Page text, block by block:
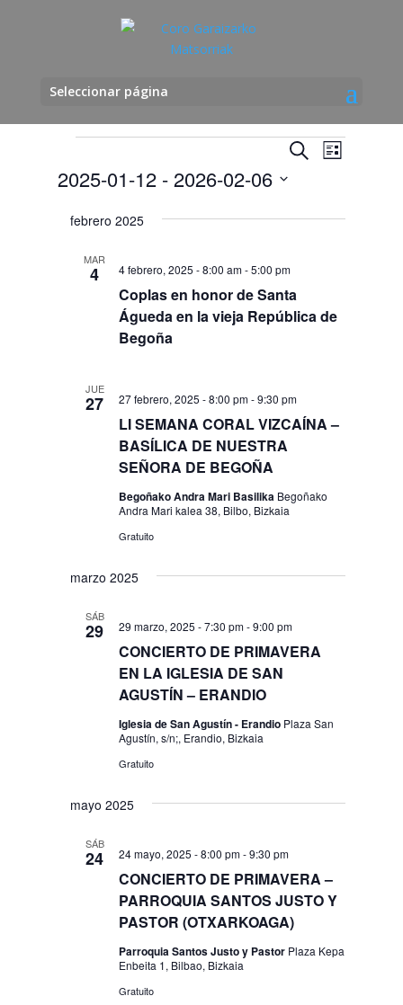
Seleccionar página
Eventos
de
y
de
Eventos
Buscar
de
Evento
Lista
2025-01-12 - 2026-02-06
fecha.
febrero 2025
MAR
4
Coplas en honor de Santa
Águeda en la vieja República de
Begoña
4 febrero, 2025 - 8:00 am-5:00 pm
JUE
27
LI SEMANA CORAL VIZCAÍNA –
BASÍLICA DE NUESTRA
SEÑORA DE BEGOÑA
27 febrero, 2025 - 8:00 pm-9:30 pm
Begoñako Andra Mari Basilika Begoñako
Andra Mari kalea 38, Bilbo, Bizkaia
Gratuito
marzo 2025
SÁB
29
CONCIERTO DE PRIMAVERA
EN LA IGLESIA DE SAN
AGUSTÍN – ERANDIO
29 marzo, 2025 - 7:30 pm-9:00 pm
Iglesia de San Agustín - Erandio Plaza San
Agustín, s/n;, Erandio, Bizkaia
Gratuito
mayo 2025
SÁB
24
CONCIERTO DE PRIMAVERA –
PARROQUIA SANTOS JUSTO Y
PASTOR (OTXARKOAGA)
24 mayo, 2025 - 8:00 pm-9:30 pm
Parroquia Santos Justo y Pastor Plaza Kepa
Enbeita 1, Bilbao, Bizkaia
Gratuito